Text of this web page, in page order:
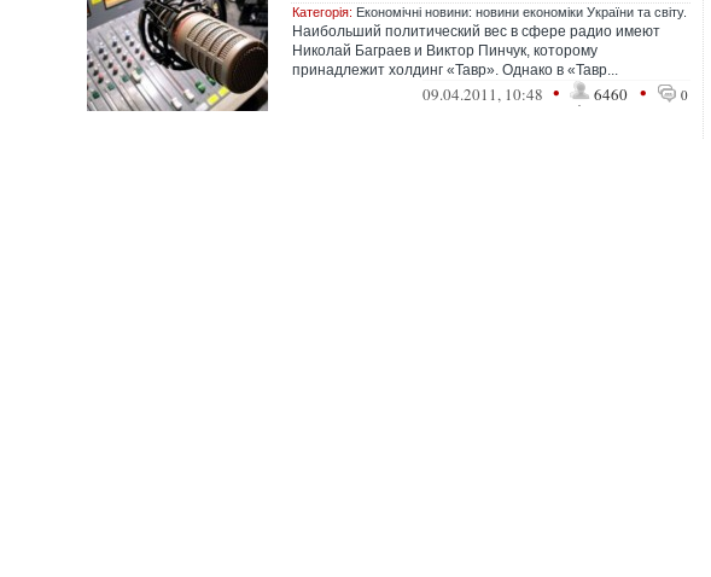
Категорія: Економічні новини: новини економіки України та світу.
Наибольший политический вес в сфере радио имеют
Николай Баграев и Виктор Пинчук, которому
принадлежит холдинг «Тавр». Однако в «Тавр...
09.04.2011, 10:48 • 6460 • 0